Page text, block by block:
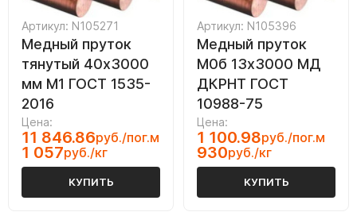
Артикул: N105271
Медный пруток
тянутый 40х3000
мм М1 ГОСТ 1535-
2016
Цена:
11 846.86руб./пог.м
1 057руб./кг
КУПИТЬ
Артикул: N105396
Медный пруток
М0б 13х3000 МД
ДКРНТ ГОСТ
10988-75
Цена:
1 100.98руб./пог.м
930руб./кг
КУПИТЬ